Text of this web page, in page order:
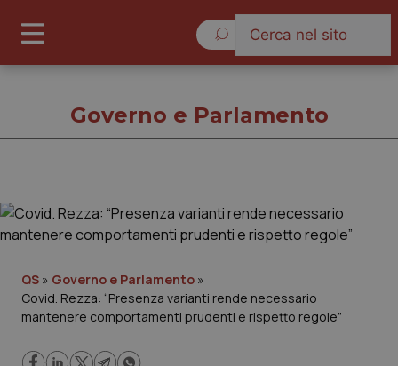
Governo e Parlamento
Regioni e Asl
Governo e Parlamento
QS » Governo e Parlamento »
Covid. Rezza: “Presenza varianti rende necessario
mantenere comportamenti prudenti e rispetto regole”